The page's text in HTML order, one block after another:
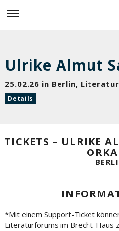
25.02.26 in Berlin,
Details
TICKETS – ULRIKE
*Mit einem Support-Ticket
Literaturforums im Brecht-Haus